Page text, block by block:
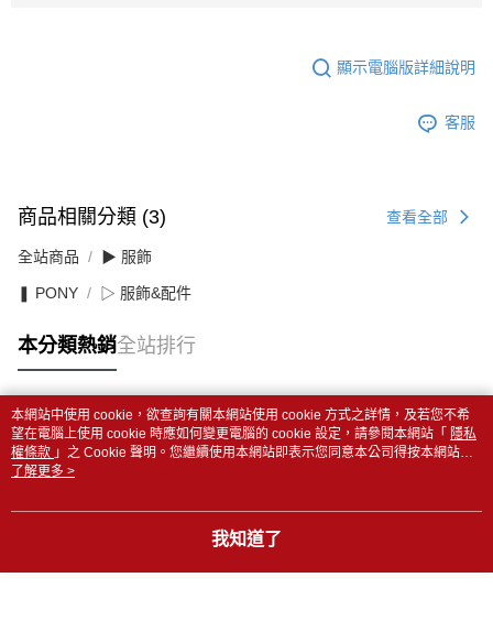
顯示電腦版詳細說明
客服
商品相關分類 (3) 查看全部
全站商品 ▶ 服飾
❚ PONY ▷ 服飾&配件
本分類熱銷全站排行
熱門標籤
本網站中使用 cookie，欲查詢有關本網站使用 cookie 方式之詳情，及若您不希
望在電腦上使用 cookie 時應如何變更電腦的 cookie 設定，請參閱本網站「 隱私
權條款 」之 Cookie 聲明。您繼續使用本網站即表示您同意本公司得按本網站使
用條款之 Cookie 聲明使用 cookie。
了解更多 >
我知道了